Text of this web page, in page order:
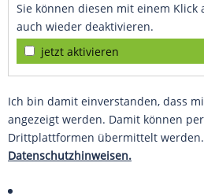
Sie können diesen mit einem Klick
auch wieder deaktivieren.
jetzt aktivieren
Ich bin damit einverstanden, dass
angezeigt werden. Damit können
Drittplattformen übermittelt werden.
Datenschutzhinweisen.